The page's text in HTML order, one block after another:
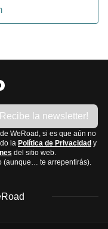
la newsletter!
WeRoad, si es que aún no
la Política de Privacidad y
del sitio web.
(aunque… te arrepentirás).